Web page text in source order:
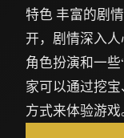
特色 丰富的剧
开，剧情深入人
角色扮演和一
家可以通过挖
方式来体验游戏